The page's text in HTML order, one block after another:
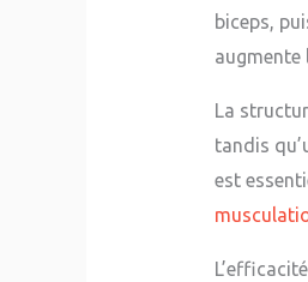
biceps,
augmente
La
tandis
est